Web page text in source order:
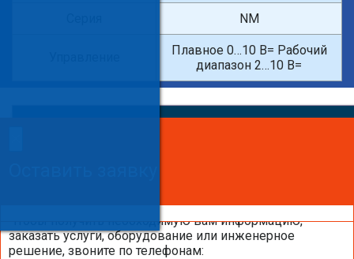
Введите поисковый запрос
NM
Плавное 0…10 В= Рабочий
диапазон 2…10 В=
Оставить заявку
Чтобы получить необходимую вам информацию,
заказать услуги, оборудование или инженерное
решение, звоните по телефонам: